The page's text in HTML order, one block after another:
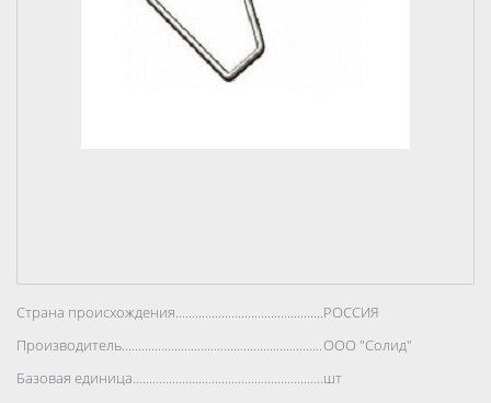
Страна происхождения..................................................................................
РОССИЯ
Производитель..................................................................................
ООО "Солид"
Базовая единица..................................................................................
шт